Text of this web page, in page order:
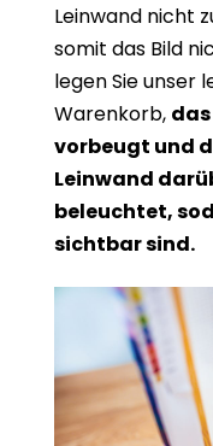
Leinwand nicht
somit das Bild
legen Sie unser
Warenkorb,
vorbeugt und
Leinwand
beleuchtet,
sichtbar sind.